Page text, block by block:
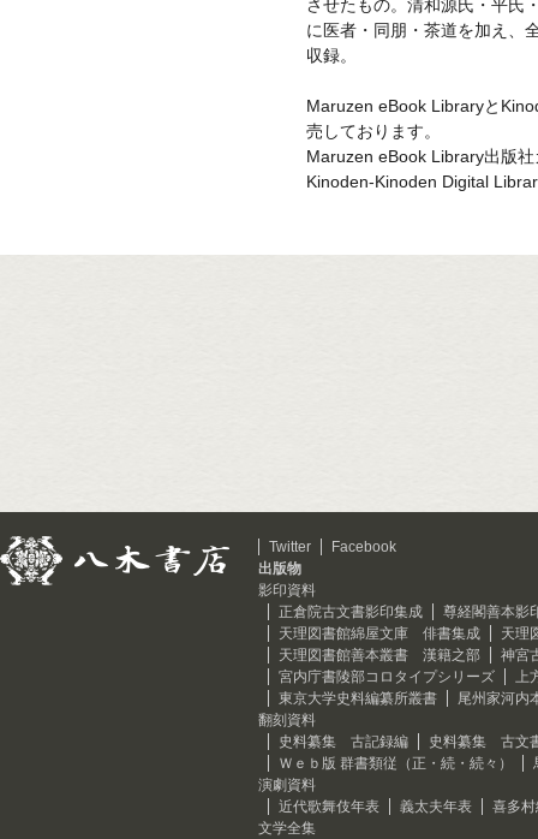
させたもの。清和源氏・平氏
に医者・同朋・茶道を加え、
収録。
Maruzen eBook Libraryと
売しております。
Maruzen eBook Library出版
Kinoden-Kinoden Digital
Twitter
Facebook
出版物
影印資料
正倉院古文書影印集成
尊経閣善本影
天理図書館綿屋文庫 俳書集成
天理
天理図書館善本叢書 漢籍之部
神宮
宮内庁書陵部コロタイプシリーズ
上
東京大学史料編纂所叢書
尾州家河内
翻刻資料
史料纂集 古記録編
史料纂集 古文
Ｗｅｂ版 群書類従（正・続・続々）
演劇資料
近代歌舞伎年表
義太夫年表
喜多
文学全集